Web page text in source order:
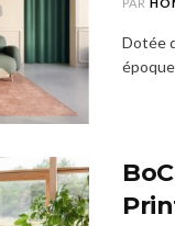
Dotée